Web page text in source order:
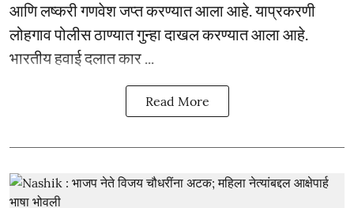
आणि लष्करी गणवेश जप्त करण्यात आला आहे. याप्रकरणी
लोहगाव पोलीस ठाण्यात गुन्हा दाखल करण्यात आला आहे.
भारतीय हवाई दलात कार ...
Read More